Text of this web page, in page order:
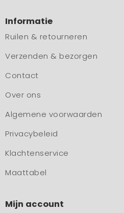
Informatie
Ruilen & retourneren
Verzenden & bezorgen
Contact
Over ons
Algemene voorwaarden
Privacybeleid
Klachtenservice
Maattabel
Mijn account